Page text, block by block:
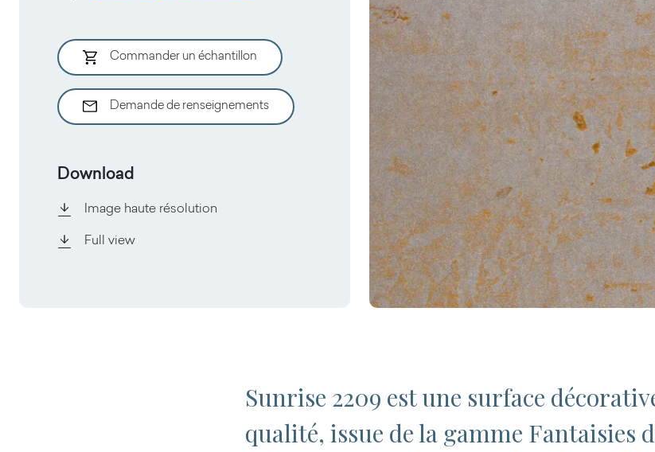
Commander un échantillon
Demande de renseignements
Download
Image haute résolution
Full view
Sunrise 2209 est une surface
qualité, issue de la gamme Fantaisies